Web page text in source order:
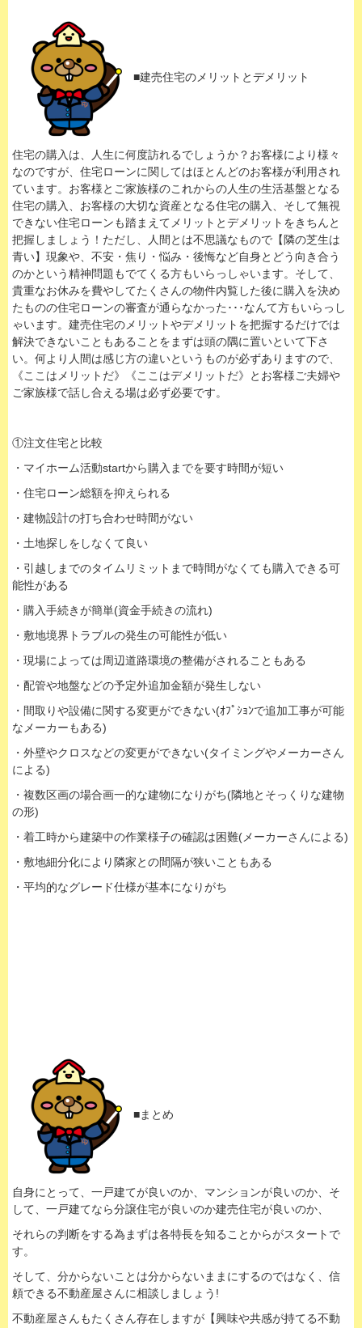
■建売住宅のメリットとデメリット
住宅の購入は、人生に何度訪れるでしょうか？お客様により様々
なのですが、住宅ローンに関してはほとんどのお客様が利用され
ています。お客様とご家族様のこれからの人生の生活基盤となる
住宅の購入、お客様の大切な資産となる住宅の購入、そして無視
できない住宅ローンも踏まえてメリットとデメリットをきちんと
把握しましょう！ただし、人間とは不思議なもので【隣の芝生は
青い】現象や、不安・焦り・悩み・後悔など自身とどう向き合う
のかという精神問題もでてくる方もいらっしゃいます。そして、
貴重なお休みを費やしてたくさんの物件内覧した後に購入を決め
たものの住宅ローンの審査が通らなかった･･･なんて方もいらっし
ゃいます。建売住宅のメリットやデメリットを把握するだけでは
解決できないこともあることをまずは頭の隅に置いといて下さ
い。何より人間は感じ方の違いというものが必ずありますので、
《ここはメリットだ》《ここはデメリットだ》とお客様ご夫婦や
ご家族様で話し合える場は必ず必要です。
①注文住宅と比較
・マイホーム活動startから購入までを要す時間が短い
・住宅ローン総額を抑えられる
・建物設計の打ち合わせ時間がない
・土地探しをしなくて良い
・引越しまでのタイムリミットまで時間がなくても購入できる可
能性がある
・購入手続きが簡単(資金手続きの流れ)
・敷地境界トラブルの発生の可能性が低い
・現場によっては周辺道路環境の整備がされることもある
・配管や地盤などの予定外追加金額が発生しない
・間取りや設備に関する変更ができない(ｵﾌﾟｼｮﾝで追加工事が可能
なメーカーもある)
・外壁やクロスなどの変更ができない(タイミングやメーカーさん
による)
・複数区画の場合画一的な建物になりがち(隣地とそっくりな建物
の形)
・着工時から建築中の作業様子の確認は困難(メーカーさんによる)
・敷地細分化により隣家との間隔が狭いこともある
・平均的なグレード仕様が基本になりがち
■まとめ
自身にとって、一戸建てが良いのか、マンションが良いのか、そ
して、一戸建てなら分譲住宅が良いのか建売住宅が良いのか、
それらの判断をする為まずは各特長を知ることからがスタートで
す。
そして、分からないことは分からないままにするのではなく、信
頼できる不動産屋さんに相談しましょう!
不動産屋さんもたくさん存在しますが【興味や共感が持てる不動